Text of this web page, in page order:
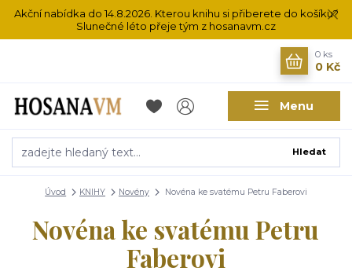
Akční nabídka do 14.8.2026. Kterou knihu si přiberete do košíku?
Slunečné léto přeje tým z hosanavm.cz
Menu
Hledat
0 ks
0 Kč
Úvod KNIHY Novény Novéna ke svatému Petru Faberovi
Novéna ke svatému Petru
Faberovi